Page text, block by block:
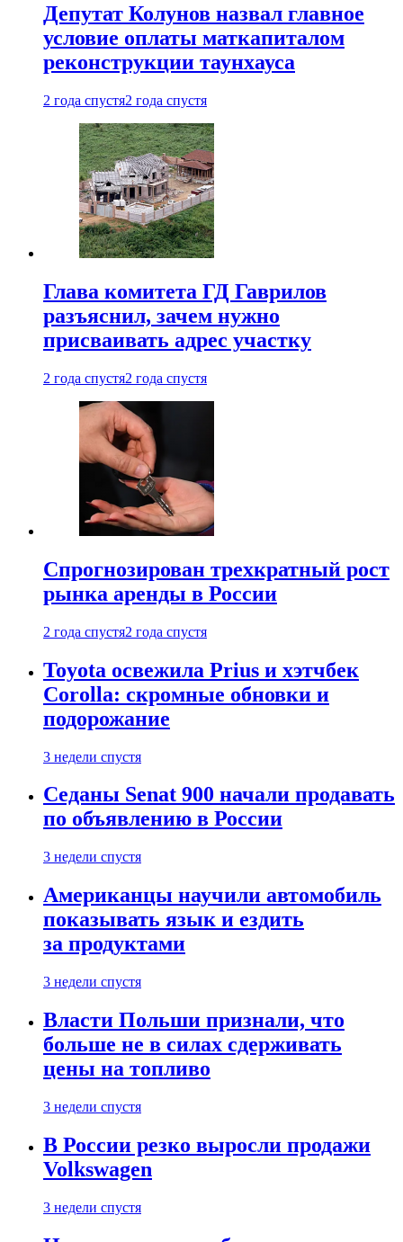
Депутат Колунов назвал главное
условие оплаты маткапиталом
реконструкции таунхауса
2 года спустя2 года спустя
Глава комитета ГД Гаврилов
разъяснил, зачем нужно
присваивать адрес участку
2 года спустя2 года спустя
Спрогнозирован трехкратный рост
рынка аренды в России
2 года спустя2 года спустя
Toyota освежила Prius и хэтчбек
Corolla: скромные обновки и
подорожание
3 недели спустя
Седаны Senat 900 начали продавать
по объявлению в России
3 недели спустя
Американцы научили автомобиль
показывать язык и ездить
за продуктами
3 недели спустя
Власти Польши признали, что
больше не в силах сдерживать
цены на топливо
3 недели спустя
В России резко выросли продажи
Volkswagen
3 недели спустя